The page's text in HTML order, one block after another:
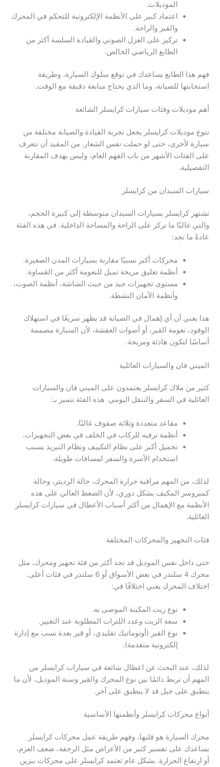
الموديلات.
اعتماد كبير على الأنظمة الإلكترونية للتحكم في المحرك
والقير والراحة.
تركيز على العزل الصوتي والقيادة السلسة أكثر من
الطابع الرياضي الخالص.
فهم هذا الطابع يساعدك في توقع سلوك السيارة، وطريقة
استجابتها للصيانة، وما الذي يحتاج متابعة دقيقة مع الوقت.
أهم موديلات وفئات سيارات كرايسلر الشائعة
تنوع موديلات كرايسلر يجعل تجربة القيادة والصيانة مختلفة من
سيارة لأخرى، حتى لو حملت نفس الشعار. من المفيد أن تتعرف
على الفئات الأشهر من باب الفهم العام، وليس بهدف المقارنة
التفصيلية.
سيارات السيدان من كرايسلر
تشتهر كرايسلر بسيارات السيدان متوسطة إلى كبيرة الحجم،
والتي غالبًا ما تركز على الراحة والمساحة الداخلية. في هذه الفئة
عادةً ما تجد:
محركات أكبر نسبيًا مقارنة بسيارات المدن الصغيرة.
أنظمة تعليق مريحة تميل للنعومة أكثر من القساوة.
مستوى تجهيزات جيد من حيث الشاشة، أنظمة الصوت،
وأنظمة الأمان النشطة.
هذا يعني أن أي إهمال في الصيانة قد يظهر سريعًا في استهلاك
الوقود، نعومة القير، أو أصوات العفشة، لأن السيارة مصممة
أساسًا لتكون هادئة ومريحة.
الميني فان والسيارات العائلية
كثير من ملاك كرايسلر يعتمدون على الميني فان والسيارات
العائلية في السفر والتنقل اليومي. هذه الفئة تتميز بـ:
مقاعد متعددة وثلاثة صفوف غالبًا.
أنظمة ترفيه للركاب في الخلف في بعض التجهيزات.
تحميل أكبر على نظام التكييف ونظام التبريد بسبب
استخدام الأسرة والسفر لمسافات طويلة.
لذلك، من المهم مراقبة حرارة المحرك، حالة الرديتر، وحالة
كمبروسر المكيف بشكل دوري، لأن الضغط العالي على هذه
الأنظمة مع الإهمال من أكثر أسباب الأعطال في سيارات كرايسلر
العائلية.
فئات التجهيز والمحركات المختلفة
حتى داخل نفس الموديل قد تجد أكثر من فئة تجهيز ومحرك، مثل
محرك 4 سلندر في بعض الأسواق أو 6 سلندر في فئات أعلى.
اختلاف المحرك يعني اختلافًا في:
نوع زيت المكينة الموصى به.
سعة الزيت وعدد اللترات المطلوبة عند التغيير.
نوع القير (أوتوماتيك تقليدي، أو قير بعدة نسب مع إدارة
إلكترونية متقدمة).
لذلك، عند البحث عن اعطال شائعة في سيارات كرايسلر من
المهم أن تربط دائمًا بين نوع المحرك والقير وسنة الموديل، لأن ما
ينطبق على جيل قد لا ينطبق على آخر.
أنواع محركات كرايسلر وأنظمتها الأساسية
محرك السيارة هو قلبها، وفهم طريقة عمل محركات كرايسلر
يساعدك على تفسير كثير من الأعراض مثل الرجفة، ضعف العزم،
أو ارتفاع الحرارة. بشكل عام تعتمد كرايسلر على محركات بنزين